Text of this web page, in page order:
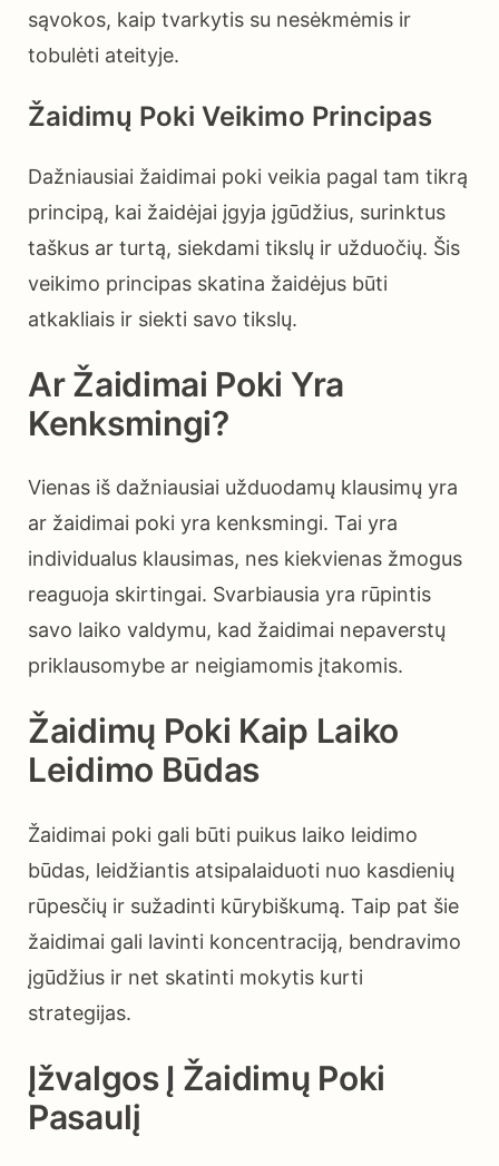
sąvokos, kaip tvarkytis su nesėkmėmis ir
tobulėti ateityje.
Žaidimų Poki Veikimo Principas
Dažniausiai žaidimai poki veikia pagal tam tikrą
principą, kai žaidėjai įgyja įgūdžius, surinktus
taškus ar turtą, siekdami tikslų ir užduočių. Šis
veikimo principas skatina žaidėjus būti
atkakliais ir siekti savo tikslų.
Ar Žaidimai Poki Yra
Kenksmingi?
Vienas iš dažniausiai užduodamų klausimų yra
ar žaidimai poki yra kenksmingi. Tai yra
individualus klausimas, nes kiekvienas žmogus
reaguoja skirtingai. Svarbiausia yra rūpintis
savo laiko valdymu, kad žaidimai nepaverstų
priklausomybe ar neigiamomis įtakomis.
Žaidimų Poki Kaip Laiko
Leidimo Būdas
Žaidimai poki gali būti puikus laiko leidimo
būdas, leidžiantis atsipalaiduoti nuo kasdienių
rūpesčių ir sužadinti kūrybiškumą. Taip pat šie
žaidimai gali lavinti koncentraciją, bendravimo
įgūdžius ir net skatinti mokytis kurti
strategijas.
Įžvalgos Į Žaidimų Poki
Pasaulį